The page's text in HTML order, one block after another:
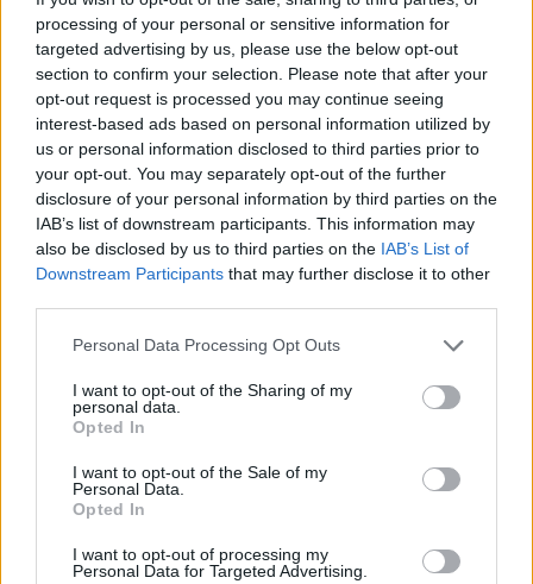
processing of your personal or sensitive information for
targeted advertising by us, please use the below opt-out
section to confirm your selection. Please note that after your
opt-out request is processed you may continue seeing
interest-based ads based on personal information utilized by
us or personal information disclosed to third parties prior to
your opt-out. You may separately opt-out of the further
disclosure of your personal information by third parties on the
IAB’s list of downstream participants. This information may
also be disclosed by us to third parties on the IAB’s List of
Downstream Participants that may further disclose it to other
Please note that this website/app uses one or more Google
not limited to your visit or usage behaviour. You may click to
grant or deny consent to Google and its third-party tags to
use your data for below specified purposes in below Google
consent section.
Personal Data Processing Opt Outs
I want to opt-out of the Sharing of my
personal data.
Opted In
I want to opt-out of the Sale of my
Personal Data.
Opted In
I want to opt-out of processing my
Personal Data for Targeted Advertising.
παίκτη για να ενισχύσει τη front-line της και έτσι οι
δύο πλευρές αποφάσισαν να πορευτούν μαζί για το
υπόλοιπο της τρέχουσας σεζόν, με φόντο την
επέκταση της συνεργασίας του και την επόμενη.
Στο παρελθόν ο Αγραβάνης έχει περάσει από
Μαρούσι, Πανιώνιο, Ολυμπιακό (εκεί όπου
συνυπήρξε με τον V-Span) και Προμηθέα, ενώ τη